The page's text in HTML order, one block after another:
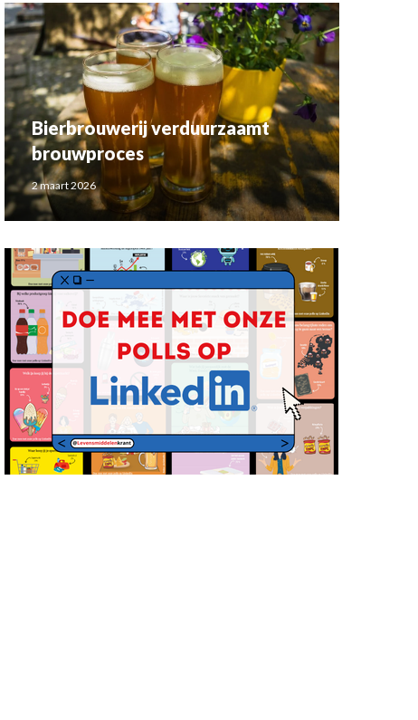
Bierbrouwerij verduurzaamt
brouwproces
2 maart 2026